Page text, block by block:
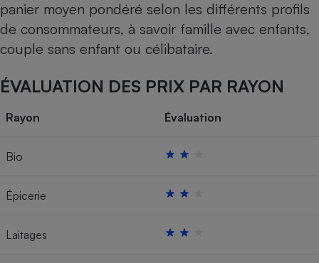
panier moyen pondéré selon les différents profils
de consommateurs, à savoir famille avec enfants,
couple sans enfant ou célibataire.
ÉVALUATION DES PRIX PAR RAYON
Rayon Évaluation
Bio
Épicerie
Laitages